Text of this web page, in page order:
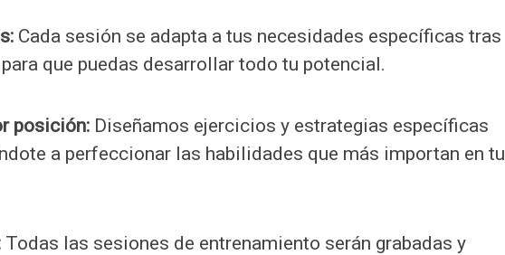
Cada sesión se adapta a tus necesidades específicas tras
que puedas desarrollar todo tu potencial.
posición: Diseñamos ejercicios y estrategias específicas
a perfeccionar las habilidades que más importan en tu
Todas las sesiones de entrenamiento serán grabadas y